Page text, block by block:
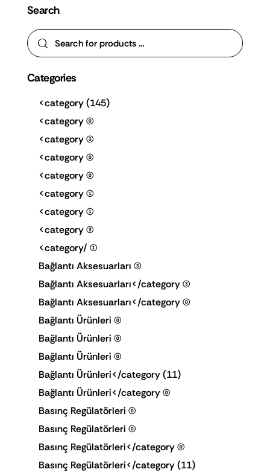
Search
Categories
<category(145)
<category(0)
<category(3)
<category(0)
<category(0)
<category(1)
<category(1)
<category(3)
<category/ (1)
Bağlantı Aksesuarları (3)
Bağlantı Aksesuarları</category(3)
Bağlantı Aksesuarları</category(0)
Bağlantı Ürünleri (0)
Bağlantı Ürünleri (0)
Bağlantı Ürünleri (0)
Bağlantı Ürünleri</category(11)
Bağlantı Ürünleri</category(0)
Basınç Regülatörleri (0)
Basınç Regülatörleri (0)
Basınç Regülatörleri</category(0)
Basınç Regülatörleri</category(11)